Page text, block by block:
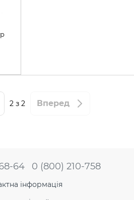
2з 2 Вперед
64 0 (800) 210-758
інформація